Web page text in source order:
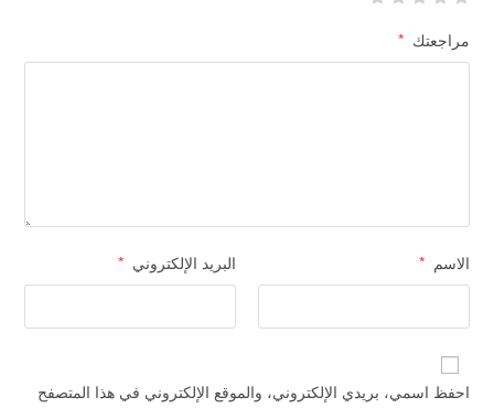
مراجعتك *
الاسم * البريد الإلكتروني *
احفظ اسمي، بريدي الإلكتروني، والموقع الإلكتروني في هذا المتصفح